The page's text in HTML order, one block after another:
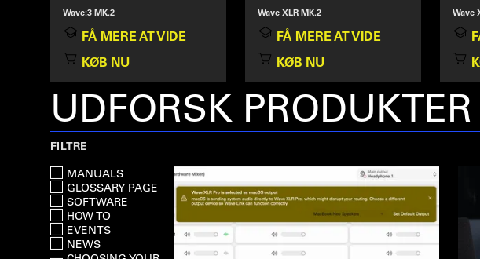
Wave:3 MK.2
FÅ MERE AT VIDE
KØB NU
Wave XLR MK.2
FÅ MERE AT VIDE
KØB NU
Wave
UDFORSK
FILTRE
MANUALS
GLOSSARY PAGE
SOFTWARE
HOW TO
EVENTS
NEWS